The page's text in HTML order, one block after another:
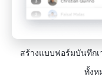
สร้างแบบฟอร์มบันทึก
ทั้งห